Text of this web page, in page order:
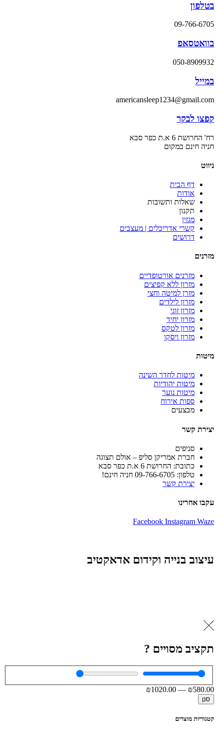
בטלפון
09-766-6705
בוואטסאפ
050-8909932
במייל
americansleep1234@gmail.com
קפצו לבקר
רח' החרושת 6 א.ת כפר סבא
חניה חינם במקום
ניווט
דף הבית
אודות
שאלות ותשובות
תקנון
מגזין
קשרי אדריכלים | מעצבים
דרושים
מזרנים
מזרנים אורטופדיים
מזרון ללא קפיצים
מזרן למיטה וחצי
מזרון לילדים
מזרון זוגי
מזרון יחיד
מזרון לטקס
מזרון ויסקו
מיטות
מיטות לחדר השינה
מיטות יהודיות
מיטות נוער
ספות אירוח
מבצעים
יצירת קשר
סניפים
חברת אמריקן סליפ – אולם תצוגה
כתובת: החרושת 6 א.ת כפר סבא
טלפון: 09-766-6705 חניה חינם!
יצירת קשר
עקבו אחרינו
Facebook Instagram Waze
עיצוב בנייה וקידום אדאקטיב
תקציב מסויים ?
₪580.00
—
₪1020.00
סנן
קטגוריות מוצרים